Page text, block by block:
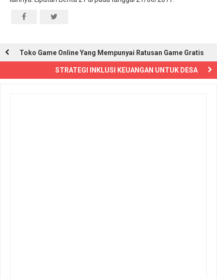
Toko Game Online Yang Mempunyai Ratusan Game Gratis
STRATEGI INKLUSI KEUANGAN UNTUK DESA